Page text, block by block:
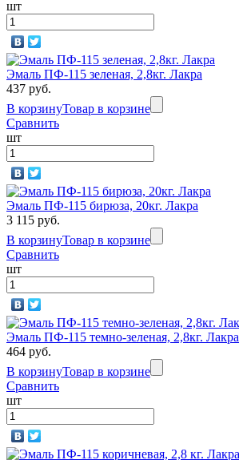
шт
Эмаль ПФ-115 зеленая, 2,8кг. Лакра
437 руб.
В корзинуТовар в корзине
Сравнить
шт
Эмаль ПФ-115 бирюза, 20кг. Лакра
3 115 руб.
В корзинуТовар в корзине
Сравнить
шт
Эмаль ПФ-115 темно-зеленая, 2,8кг. Лакра
464 руб.
В корзинуТовар в корзине
Сравнить
шт